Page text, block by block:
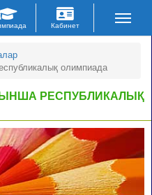
олимпиада
РЕСПУБЛИКАЛЫҚ